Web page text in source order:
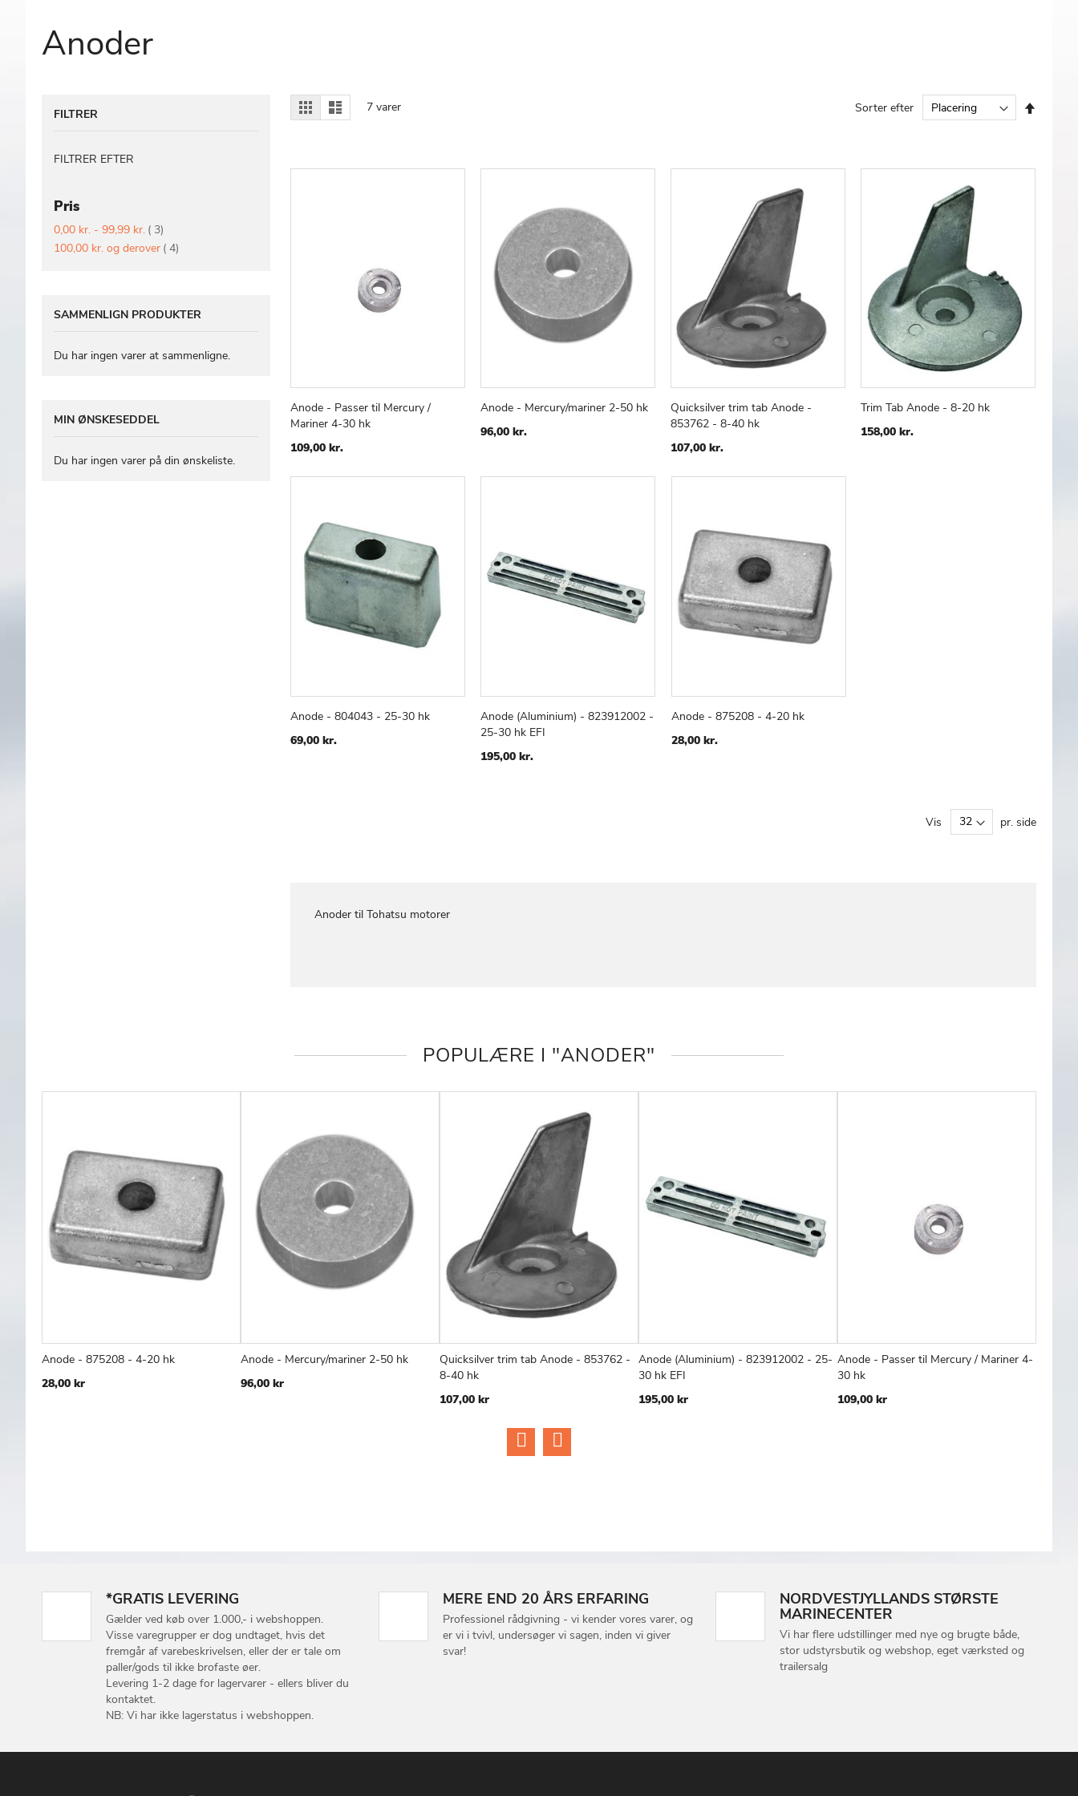
Anoder
Anoder til Tohatsu motorer
Vis
som
GitterListe 7 varer Sorter efter
Læg i kurv
TILFØJSAMMENLIGN
Anode - Passer til Mercury /
Mariner 4-30 hk
109,00 kr.
TILFØJSAMMENLIGN
Anode - Mercury/mariner 2-50 hk
96,00 kr.
Læg i kurv
TILFØJSAMMENLIGN
Quicksilver trim tab Anode -
853762 - 8-40 hk
107,00 kr.
TILFØJ
Trim Tab Anode - 8-20 hk
158,00 kr.
Læg i kurv
TILFØJSAMMENLIGN
Anode - 804043 - 25-30 hk
69,00 kr.
Læg i kurv
TILFØJSAMMENLIGN
Anode (Aluminium) - 823912002 -
25-30 hk EFI
195,00 kr.
Læg i kurv
TILFØJSAMMENLIGN
Anode - 875208 - 4-20 hk
28,00 kr.
Vis pr. side
FILTRER
FILTRER EFTER
Pris
0,00 kr. - 99,99 kr. 3vare
100,00 kr. og derover 4vare
SAMMENLIGN PRODUKTER
Du har ingen varer at sammenligne.
MIN ØNSKESEDDEL
Du har ingen varer på din ønskeliste.
POPULÆRE I "ANODER"
Anode - 875208 - 4-20 hk
28,00 kr
SAMMENLIGN
Anode - Mercury/mariner 2-50 hk
96,00 kr
Læg i kurv SAMMENLIGN
Quicksilver trim tab Anode - 853762 -
8-40 hk
107,00 kr
Læg i kurv SAMMENLIGN
Anode (Aluminium) - 823912002 - 25-
30 hk EFI
195,00 kr
Læg i kurv
TILFØJSAMMENLIGN
Anode - Passer til Mercury / Mariner 4-
30 hk
109,00 kr
*GRATIS LEVERING
Gælder ved køb over 1.000,- i webshoppen.
Visse varegrupper er dog undtaget, hvis det
fremgår af varebeskrivelsen, eller der er tale om
paller/gods til ikke brofaste øer.
Levering 1-2 dage for lagervarer - ellers bliver du
kontaktet.
NB: Vi har ikke lagerstatus i webshoppen.
MERE END 20 ÅRS ERFARING
Professionel rådgivning - vi kender vores varer, og
er vi i tvivl, undersøger vi sagen, inden vi giver
svar!
NORDVESTJYLLANDS STØRSTE
MARINECENTER
Vi har flere udstillinger med nye og brugte både,
stor udstyrsbutik og webshop, eget værksted og
trailersalg